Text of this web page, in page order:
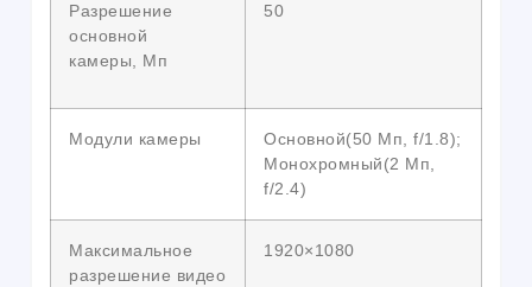
Разрешение
основной
камеры, Мп
50
Модули камеры
Основной(50 Мп, f/1.8);
Монохромный(2 Мп,
f/2.4)
Максимальное
разрешение видео
1920×1080